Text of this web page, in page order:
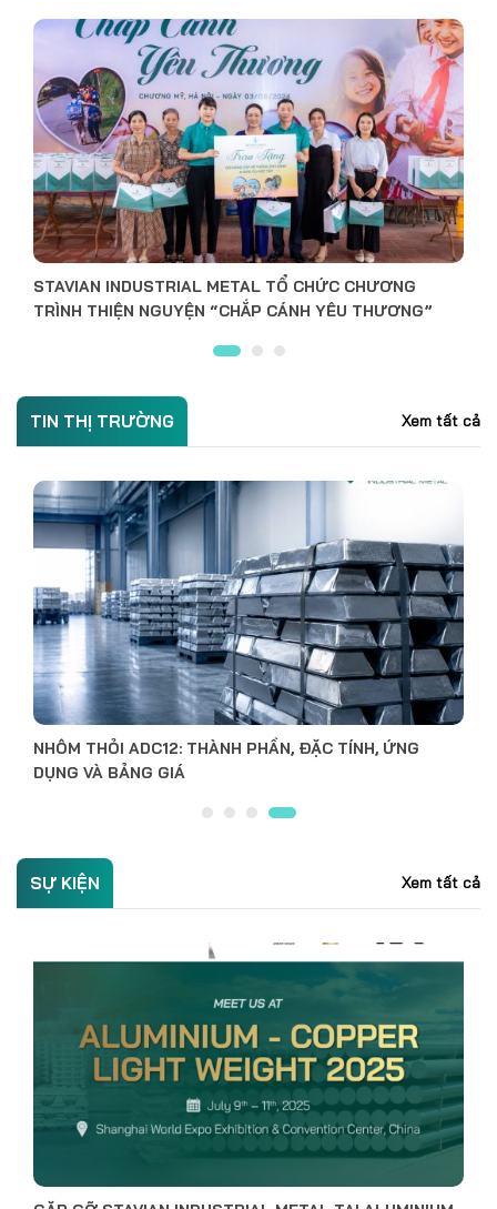
STAVIAN INDUSTRIAL METAL DÂNG LỄ NHÂN DỊP
KHÁNH THÀNH NHÀ THỜ TỔ NGHỀ LÀNG VĨNH LỘC,
HUYỆN THẠCH THẤT, HÀ NỘI
NHÔM THỎI A380: THÀNH PHẦN, ĐẶC TÍNH, ỨNG DỤNG
VÀ BẢNG GIÁ
GẶP GỠ STAVIAN INDUSTRIAL METAL TẠI HỘI CHỢ
MÙA THU (VIEE) 2025